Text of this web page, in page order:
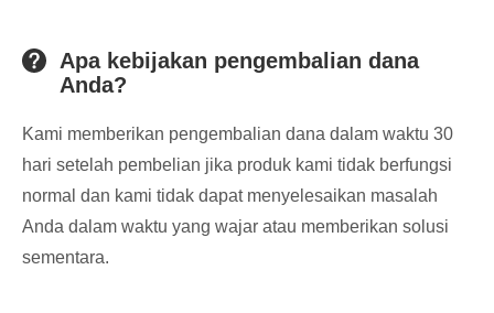
Apa kebijakan pengembalian dana
Anda?
Kami memberikan pengembalian dana dalam waktu 30
hari setelah pembelian jika produk kami tidak berfungsi
normal dan kami tidak dapat menyelesaikan masalah
Anda dalam waktu yang wajar atau memberikan solusi
sementara.